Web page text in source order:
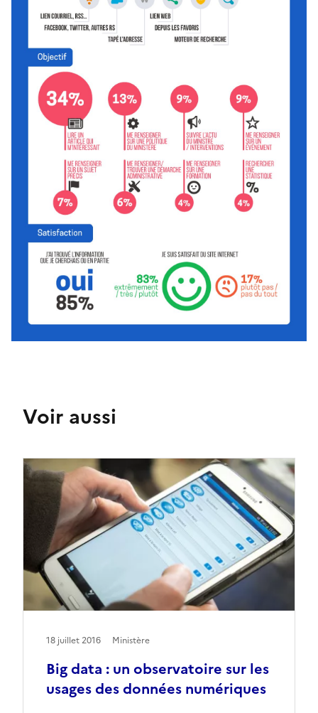
Voir aussi
Big data : un observatoire sur les
usages des données numériques
18 juillet 2016 Ministère